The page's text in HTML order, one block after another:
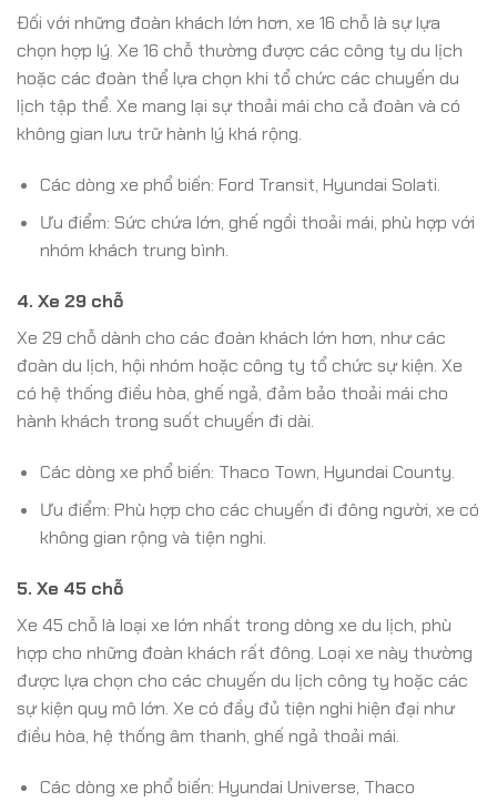
Đối với những đoàn khách lớn hơn, xe 16 chỗ là sự lựa
chọn hợp lý. Xe 16 chỗ thường được các công ty du lịch
hoặc các đoàn thể lựa chọn khi tổ chức các chuyến du
lịch tập thể. Xe mang lại sự thoải mái cho cả đoàn và có
không gian lưu trữ hành lý khá rộng.
Các dòng xe phổ biến: Ford Transit, Hyundai Solati.
Ưu điểm: Sức chứa lớn, ghế ngồi thoải mái, phù hợp với
nhóm khách trung bình.
4. Xe 29 chỗ
Xe 29 chỗ dành cho các đoàn khách lớn hơn, như các
đoàn du lịch, hội nhóm hoặc công ty tổ chức sự kiện. Xe
có hệ thống điều hòa, ghế ngả, đảm bảo thoải mái cho
hành khách trong suốt chuyến đi dài.
Các dòng xe phổ biến: Thaco Town, Hyundai County.
Ưu điểm: Phù hợp cho các chuyến đi đông người, xe có
không gian rộng và tiện nghi.
5. Xe 45 chỗ
Xe 45 chỗ là loại xe lớn nhất trong dòng xe du lịch, phù
hợp cho những đoàn khách rất đông. Loại xe này thường
được lựa chọn cho các chuyến du lịch công ty hoặc các
sự kiện quy mô lớn. Xe có đầy đủ tiện nghi hiện đại như
điều hòa, hệ thống âm thanh, ghế ngả thoải mái.
Các dòng xe phổ biến: Hyundai Universe, Thaco